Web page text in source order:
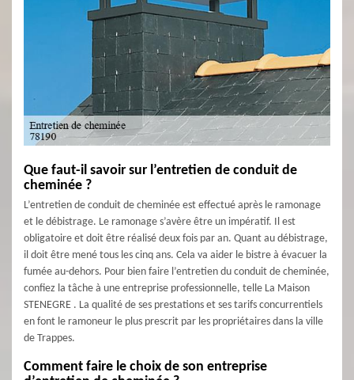
Que faut-il savoir sur l’entretien de conduit de
cheminée ?
L’entretien de conduit de cheminée est effectué après le ramonage
et le débistrage. Le ramonage s’avère être un impératif. Il est
obligatoire et doit être réalisé deux fois par an. Quant au débistrage,
il doit être mené tous les cinq ans. Cela va aider le bistre à évacuer la
fumée au-dehors. Pour bien faire l’entretien du conduit de cheminée,
confiez la tâche à une entreprise professionnelle, telle La Maison
STENEGRE . La qualité de ses prestations et ses tarifs concurrentiels
en font le ramoneur le plus prescrit par les propriétaires dans la ville
de Trappes.
Comment faire le choix de son entreprise